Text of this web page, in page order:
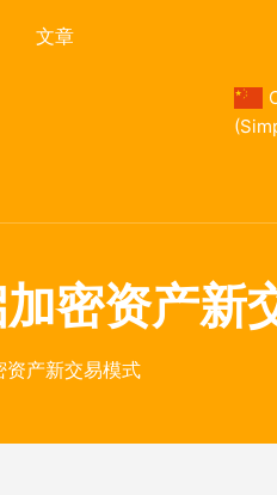
文章
密资产新
资产新交易模式